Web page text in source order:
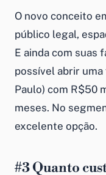
O novo conceito
público legal,
E ainda com suas
possível abrir
Paulo) com R$50
meses. No
excelente opção.
#3Quanto